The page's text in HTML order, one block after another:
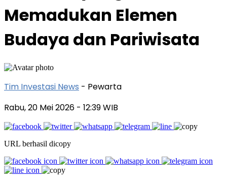
Memadukan Elemen
Budaya dan Pariwisata
Tim Investasi News - Pewarta
Rabu, 20 Mei 2026 - 12:39 WIB
URL berhasil dicopy